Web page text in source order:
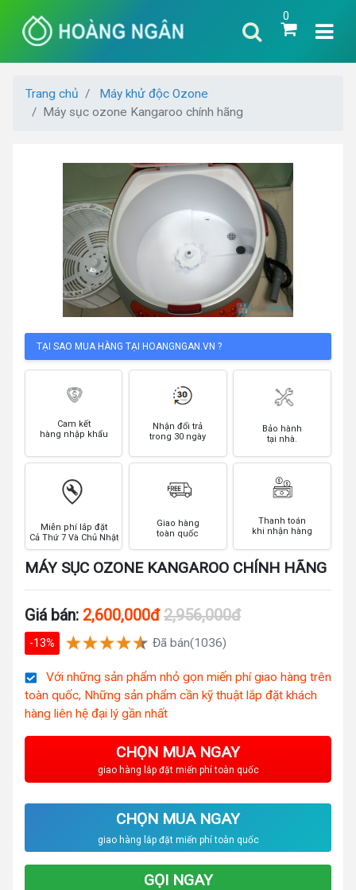
0
Trang chủ
Máy khử độc Ozone
Máy sục ozone Kangaroo chính hãng
TẠI SAO MUA HÀNG TẠI HOANGNGAN.VN ?
Cam kết
hàng nhập khẩu
Nhận đổi trả
trong 30 ngày
Bảo hành
tại nhà.
Miễn phí lắp đặt
Cả Thứ 7 Và Chủ Nhật
Giao hàng
toàn quốc
Thanh toán
khi nhận hàng
MÁY SỤC OZONE KANGAROO CHÍNH HÃNG
Giá bán: 2,600,000đ 2,956,000đ
-13% Đã bán(1036)
Với những sản phẩm nhỏ gọn miến phí giao hàng trên
toàn quốc, Những sản phẩm cần kỹ thuật lắp đặt khách
hàng liên hệ đại lý gần nhất
CHỌN MUA NGAY
giao hàng lắp đặt miến phí toàn quốc
CHỌN MUA NGAY
giao hàng lắp đặt miến phí toàn quốc
GỌI NGAY